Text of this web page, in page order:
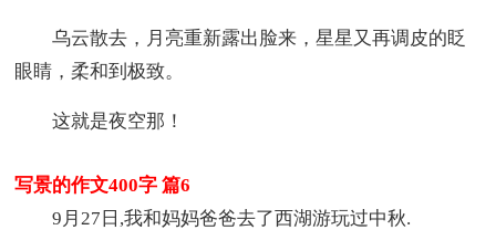
乌云散去，月亮重新露出脸来，星星又再调皮的眨
眼睛，柔和到极致。
这就是夜空那！
写景的作文400字 篇6
9月27日,我和妈妈爸爸去了西湖游玩过中秋.